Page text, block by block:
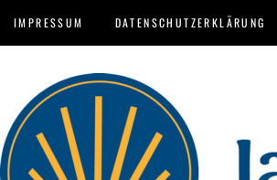
IMPRESSUM DATENSCHUTZERKLÄRUNG